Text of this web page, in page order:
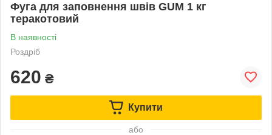
Фуга для заповнення швів GUM 1 кг
теракотовий
В наявності
Роздріб
620 ₴
Купити
або